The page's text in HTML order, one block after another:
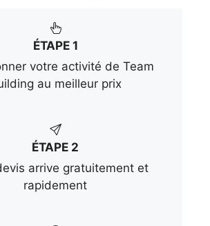
ÉTAPE 1
votre activité de Team
au meilleur prix
ÉTAPE 2
arrive gratuitement et
rapidement